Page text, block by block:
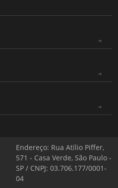
Endereço: Rua Atílio Piffer,
571 - Casa Verde, São Paulo -
SP / CNPJ: 03.706.177/0001-
04